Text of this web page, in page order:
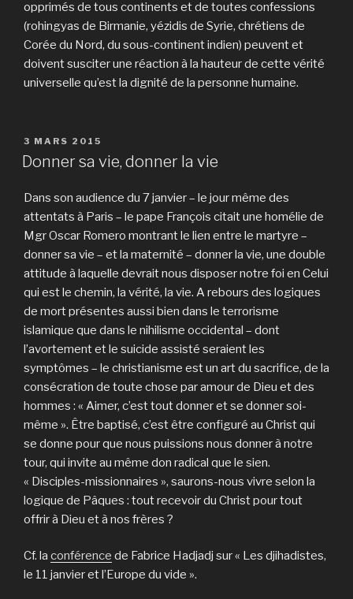
opprimés de tous continents et de toutes confessions
(rohingyas de Birmanie, yézidis de Syrie, chrétiens de
Corée du Nord, du sous-continent indien) peuvent et
doivent susciter une réaction à la hauteur de cette vérité
universelle qu’est la dignité de la personne humaine.
PUBLIÉ
LE
3 MARS 2015
Donner sa vie, donner la vie
Dans son audience du 7 janvier – le jour même des
attentats à Paris – le pape François citait une homélie de
Mgr Oscar Romero montrant le lien entre le martyre –
donner sa vie – et la maternité – donner la vie, une double
attitude à laquelle devrait nous disposer notre foi en Celui
qui est le chemin, la vérité, la vie. A rebours des logiques
de mort présentes aussi bien dans le terrorisme
islamique que dans le nihilisme occidental – dont
l’avortement et le suicide assisté seraient les
symptômes – le christianisme est un art du sacrifice, de la
consécration de toute chose par amour de Dieu et des
hommes : « Aimer, c’est tout donner et se donner soi-
même ». Être baptisé, c’est être configuré au Christ qui
se donne pour que nous puissions nous donner à notre
tour, qui invite au même don radical que le sien.
« Disciples-missionnaires », saurons-nous vivre selon la
logique de Pâques : tout recevoir du Christ pour tout
offrir à Dieu et à nos frères ?
Cf. la conférence de Fabrice Hadjadj sur « Les djihadistes,
le 11 janvier et l’Europe du vide ».